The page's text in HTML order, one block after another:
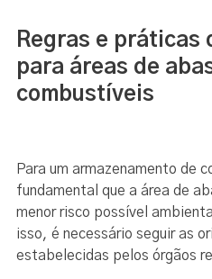
Regras e práticas
para áreas de
combustíveis
Para um armazenamento de
fundamental que a área de
menor risco possível
isso, é necessário seguir as
estabelecidas pelos órgãos